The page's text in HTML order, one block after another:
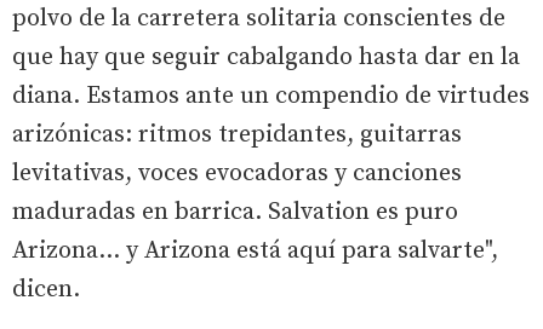
polvo de la carretera solitaria conscientes de
que hay que seguir cabalgando hasta dar en la
diana. Estamos ante un compendio de virtudes
arizónicas: ritmos trepidantes, guitarras
levitativas, voces evocadoras y canciones
maduradas en barrica. Salvation es puro
Arizona… y Arizona está aquí para salvarte",
dicen.